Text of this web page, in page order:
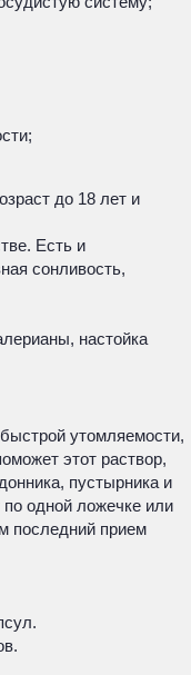
до 18 лет и
Есть и
сонливость,
настойка
утомляемости,
этот раствор,
пустырника и
одной ложечке или
последний прием